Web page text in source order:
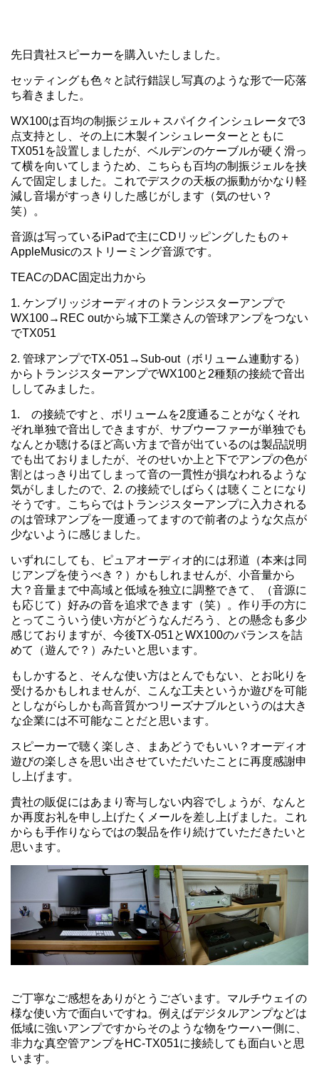
先日貴社スピーカーを購入いたしました。
セッティングも色々と試行錯誤し写真のような形で一応落
ち着きました。
WX100は百均の制振ジェル＋スパイクインシュレータで3
点支持とし、その上に木製インシュレーターとともに
TX051を設置しましたが、ベルデンのケーブルが硬く滑っ
て横を向いてしまうため、こちらも百均の制振ジェルを挟
んで固定しました。これでデスクの天板の振動がかなり軽
減し音場がすっきりした感じがします（気のせい？
笑）。
音源は写っているiPadで主にCDリッピングしたもの＋
AppleMusicのストリーミング音源です。
TEACのDAC固定出力から
1. ケンブリッジオーディオのトランジスターアンプで
WX100→REC outから城下工業さんの管球アンプをつない
でTX051
2. 管球アンプでTX-051→Sub-out（ボリューム連動する）
からトランジスターアンプでWX100と2種類の接続で音出
ししてみました。
1. の接続ですと、ボリュームを2度通ることがなくそれ
ぞれ単独で音出しできますが、サブウーファーが単独でも
なんとか聴けるほど高い方まで音が出ているのは製品説明
でも出ておりましたが、そのせいか上と下でアンプの色が
割とはっきり出てしまって音の一貫性が損なわれるような
気がしましたので、2. の接続でしばらくは聴くことになり
そうです。こちらではトランジスターアンプに入力される
のは管球アンプを一度通ってますので前者のような欠点が
少ないように感じました。
いずれにしても、ピュアオーディオ的には邪道（本来は同
じアンプを使うべき？）かもしれませんが、小音量から
大？音量まで中高域と低域を独立に調整できて、（音源に
も応じて）好みの音を追求できます（笑）。作り手の方に
とってこういう使い方がどうなんだろう、との懸念も多少
感じておりますが、今後TX-051とWX100のバランスを詰
めて（遊んで？）みたいと思います。
もしかすると、そんな使い方はとんでもない、とお叱りを
受けるかもしれませんが、こんな工夫というか遊びを可能
としながらしかも高音質かつリーズナブルというのは大き
な企業には不可能なことだと思います。
スピーカーで聴く楽しさ、まあどうでもいい？オーディオ
遊びの楽しさを思い出させていただいたことに再度感謝申
し上げます。
貴社の販促にはあまり寄与しない内容でしょうが、なんと
か再度お礼を申し上げたくメールを差し上げました。これ
からも手作りならではの製品を作り続けていただきたいと
思います。
ご丁寧なご感想をありがとうございます。マルチウェイの
様な使い方で面白いですね。例えばデジタルアンプなどは
低域に強いアンプですからそのような物をウーハー側に、
非力な真空管アンプをHC-TX051に接続しても面白いと思
います。